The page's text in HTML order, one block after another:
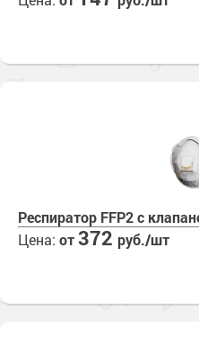
Респиратор FFP2 с
Цена: от372 руб./шт